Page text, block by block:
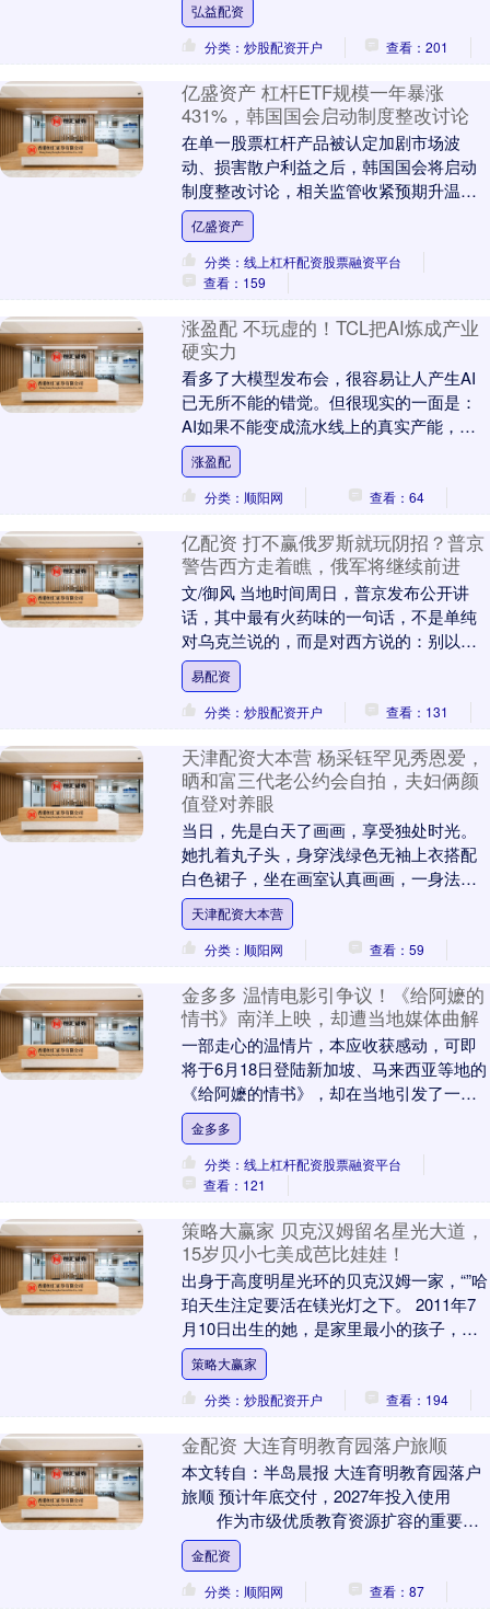
取得了良....
弘益配资
分类：炒股配资开户
查看：201
亿盛资产 杠杆ETF规模一年暴涨
431%，韩国国会启动制度整改讨论
在单一股票杠杆产品被认定加剧市场波
动、损害散户利益之后，韩国国会将启动
制度整改讨论，相关监管收紧预期升温。 7
月3日，据韩国《先驱经济》报道，韩国共
同民主党旗下....
亿盛资产
分类：线上杠杆配资股票融资平台
查看：159
涨盈配 不玩虚的！TCL把AI炼成产业
硬实力
看多了大模型发布会，很容易让人产生AI
已无所不能的错觉。但很现实的一面是：
AI如果不能变成流水线上的真实产能，不
能拉升良品率或缩短研发周期，那它充其
量只是个烧....
涨盈配
分类：顺阳网
查看：64
亿配资 打不赢俄罗斯就玩阴招？普京
警告西方走着瞧，俄军将继续前进
文/御风 当地时间周日，普京发布公开讲
话，其中最有火药味的一句话，不是单纯
对乌克兰说的，而是对西方说的：别以为
靠阴招、破坏、远程袭击和舆论战，就能
阻止俄罗斯在战....
易配资
分类：炒股配资开户
查看：131
天津配资大本营 杨采钰罕见秀恩爱，
晒和富三代老公约会自拍，夫妇俩颜
值登对养眼
当日，先是白天了画画，享受独处时光。
她扎着丸子头，身穿浅绿色无袖上衣搭配
白色裙子，坐在画室认真画画，一身法式
休闲打扮看起来温柔显气质，看起来真的
好美，关键是杨采....
天津配资大本营
分类：顺阳网
查看：59
金多多 温情电影引争议！《给阿嬷的
情书》南洋上映，却遭当地媒体曲解
一部走心的温情片，本应收获感动，可即
将于6月18日登陆新加坡、马来西亚等地的
《给阿嬷的情书》，却在当地引发了一场
没必要的争议。 这部小成本影片没有大牌
演员，主打....
金多多
分类：线上杠杆配资股票融资平台
查看：121
策略大赢家 贝克汉姆留名星光大道，
15岁贝小七美成芭比娃娃！
出身于高度明星光环的贝克汉姆一家，“”哈
珀天生注定要活在镁光灯之下。 2011年7
月10日出生的她，是家里最小的孩子，可
以说是集爸爸全家宠爱于一身。 像贝克汉
姆....
策略大赢家
分类：炒股配资开户
查看：194
金配资 大连育明教育园落户旅顺
本文转自：半岛晨报 大连育明教育园落户
旅顺 预计年底交付，2027年投入使用
作为市级优质教育资源扩容的重要布
局，位于旅顺龙头街道的大连育明教育....
金配资
分类：顺阳网
查看：87